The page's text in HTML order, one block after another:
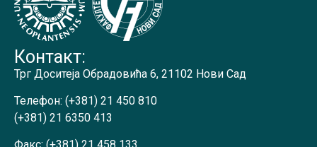
Контакт:
Трг Доситеја Обрадовића 6, 21102 Нови Сад
Телефон: (+381) 21 450 810
(+381) 21 6350 413